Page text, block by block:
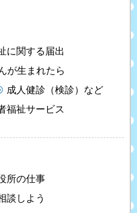
に関する届出
が生まれたら
成人健診（検診）など
福祉サービス
所の仕事
談しよう